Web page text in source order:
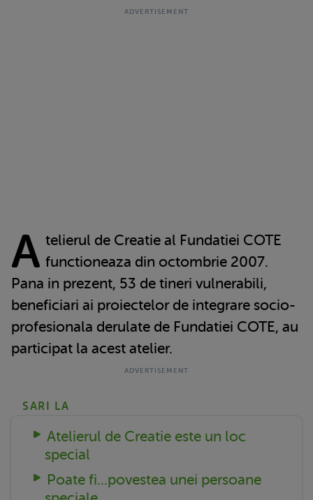
A telierul de Creatie al Fundatiei COTE
functioneaza din octombrie 2007.
Pana in prezent, 53 de tineri vulnerabili,
beneficiari ai proiectelor de integrare socio-
profesionala derulate de Fundatiei COTE, au
participat la acest atelier.
SARI LA
Atelierul de Creatie este un loc
special
Poate fi...povestea unei persoane